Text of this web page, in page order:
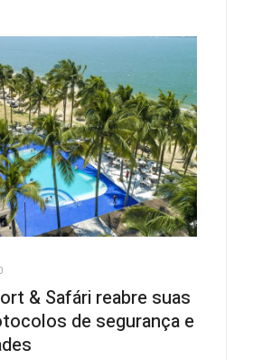
& Safári reabre suas
de segurança e